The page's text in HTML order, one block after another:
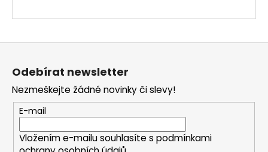
Odebírat newsletter
Nezmeškejte žádné novinky či slevy!
E-mail
Vložením e-mailu souhlasíte s podmínkami